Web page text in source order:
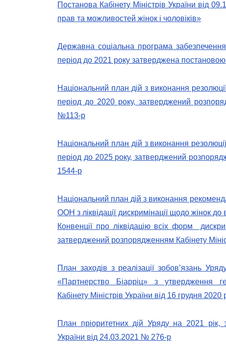
Постанова Кабінету Міністрів України від
прав та можливостей жінок і чоловіків»
Державна соціальна програма
період до 2021 року затверджена
Національний план дій з виконання
період до 2020 року, затверджений
№113-р
Національний план дій з виконання
період до 2025 року, затверджений
1544-р
Національний план дій з виконання
ООН з ліквідації дискримінації щодо жінок
Конвенції про ліквідацію всіх форм
затверджений розпорядженням Кабінету
План заходів з реалізації зобов’язань
«Партнерство Біарріц» з утвердження
Кабінету Міністрів України від 16 грудня
План пріоритетних дій Уряду на 2021 рік,
України від 24.03.2021 № 276-р